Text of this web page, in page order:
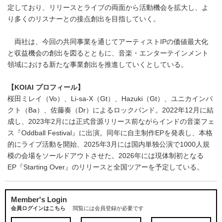
定しており、リリースとライブの両面から活動機会を拡大し、よ
り多くのリスナーとの接点創出を目指していく。
両社は、今回の共同事業を通じてアーティストIPの価値最大化
と収益機会の創出を図るとともに、音楽・エンターテインメント
領域における新たな事業創出を推進していくとしている。
【KOIAI プロフィール】
桜田ミレイ（Vo）、Li-sa-X（Gt）、Hazuki（Gt）、ユニカインパ
クト（Ba）、佐藤奏（Dr）によるロックバンド。2022年12月に結
成し、2023年2月には正式音源リリース前ながらインドの音楽フェ
ス『Oddball Festival』に出演。同年に自主制作EPを発表し、本格
的にライブ活動を開始、2025年3月には国内単独公演で1000人規
模の会場をソールドアウトさせた。2026年には現体制初となる
EP『Starting Over』のリリースと全国ツアーを予定している。
Member's Login
会員ログインはこちら 閲覧には会員登録が必要です